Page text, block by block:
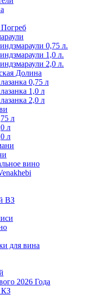
0,75 л.
1,0 л.
2,0 л.
Долина
0,75 л
1,0 л
2,0 л
л
л
л
вино
ВЗ
для вина
2026 Года
КЗ